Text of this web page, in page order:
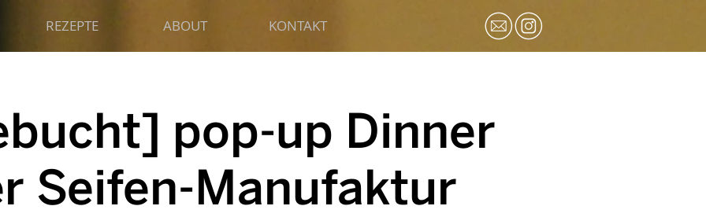
REZEPTE ABOUT KONTAKT
pop-up Dinner
Seifen-Manufaktur